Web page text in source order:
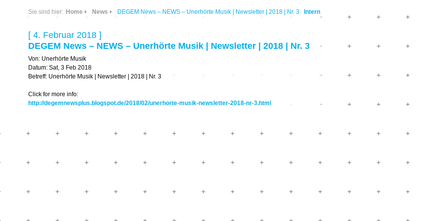
Sonic Planet
Zeit
Allegro Praestat
– Ecological
Forschung
Orte & Konzerte
Festivals
Sie sind hier: Home News DEGEM News – NEWS – Unerhörte Musik | Newsletter | 2018 | Nr. 3 Intern
[ 4. Februar 2018 ]
DEGEM News – NEWS – Unerhörte Musik | Newsletter | 2018 | Nr. 3
Von: Unerhörte Musik
Datum: Sat, 3 Feb 2018
Betreff: Unerhörte Musik | Newsletter | 2018 | Nr. 3
Click for more info:
http://degemnewsplus.blogspot.de/2018/02/unerhorte-musik-newsletter-2018-nr-3.html